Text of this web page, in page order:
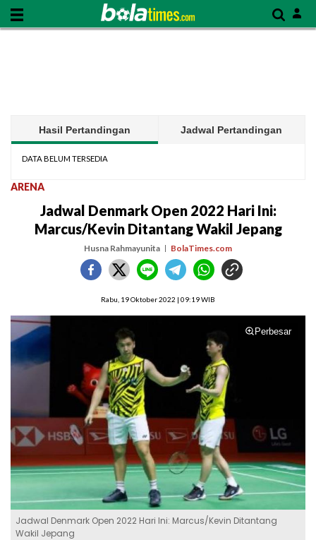
Hasil Pertandingan Jadwal Pertandingan
DATA BELUM TERSEDIA
ARENA
Jadwal Denmark Open 2022 Hari Ini:
Marcus/Kevin Ditantang Wakil Jepang
Husna Rahmayunita BolaTimes.com
Rabu, 19 Oktober 2022 | 09:19 WIB
Perbesar
Jadwal Denmark Open 2022 Hari Ini: Marcus/Kevin Ditantang
Wakil Jepang